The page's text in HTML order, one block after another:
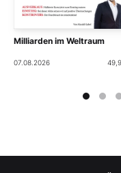
Milliarden im Weltraum
07.08.2026